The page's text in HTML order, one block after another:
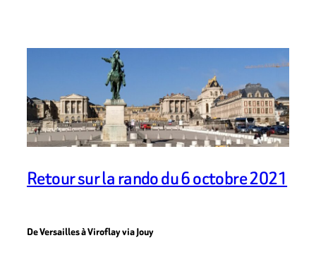
Retour sur la rando du 6 octobre 2021
De Versailles à Viroflay via Jouy